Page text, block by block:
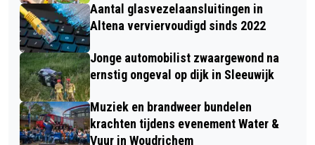
Aantal glasvezelaansluitingen in
Altena verviervoudigd sinds 2022
Jonge automobilist zwaargewond na
ernstig ongeval op dijk in Sleeuwijk
Muziek en brandweer bundelen
krachten tijdens evenement Water &
Vuur in Woudrichem